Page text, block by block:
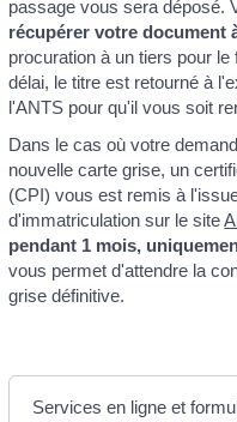
passage vous sera déposé.
récupérer votre document
procuration à un tiers pour
délai, le titre est retourné à
l'ANTS pour qu'il vous soit
Dans le cas où votre
nouvelle carte grise, un
(CPI) vous est remis à
d'immatriculation sur le site
pendant 1 mois,
vous permet d'attendre la
grise définitive.
Services en ligne et